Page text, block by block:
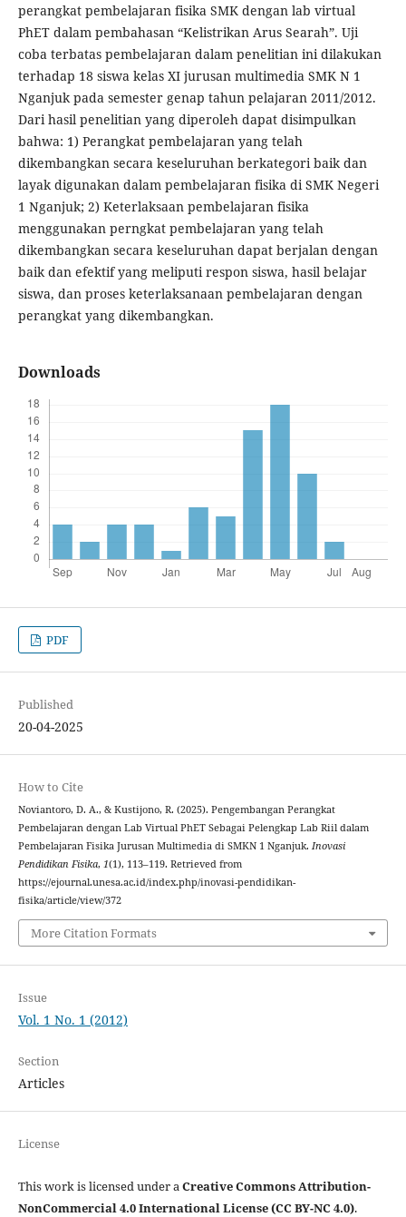
perangkat pembelajaran fisika SMK dengan lab virtual
PhET dalam pembahasan “Kelistrikan Arus Searah”. Uji
coba terbatas pembelajaran dalam penelitian ini dilakukan
terhadap 18 siswa kelas XI jurusan multimedia SMK N 1
Nganjuk pada semester genap tahun pelajaran 2011/2012.
Dari hasil penelitian yang diperoleh dapat disimpulkan
bahwa: 1) Perangkat pembelajaran yang telah
dikembangkan secara keseluruhan berkategori baik dan
layak digunakan dalam pembelajaran fisika di SMK Negeri
1 Nganjuk; 2) Keterlaksaan pembelajaran fisika
menggunakan perngkat pembelajaran yang telah
dikembangkan secara keseluruhan dapat berjalan dengan
baik dan efektif yang meliputi respon siswa, hasil belajar
siswa, dan proses keterlaksanaan pembelajaran dengan
perangkat yang dikembangkan.
Downloads
PDF
Published
20-04-2025
How to Cite
Noviantoro, D. A., & Kustijono, R. (2025). Pengembangan Perangkat
Pembelajaran dengan Lab Virtual PhET Sebagai Pelengkap Lab Riil ‎dalam
Pembelajaran Fisika Jurusan Multimedia di SMKN 1 Nganjuk‎. Inovasi
Pendidikan Fisika, 1(1), 113–119. Retrieved from
https://ejournal.unesa.ac.id/index.php/inovasi-pendidikan-
fisika/article/view/372
More Citation Formats
Issue
Vol. 1 No. 1 (2012)
Section
Articles
License
This work is licensed under aCreative Commons Attribution-
NonCommercial 4.0 International License (CC BY-NC 4.0).